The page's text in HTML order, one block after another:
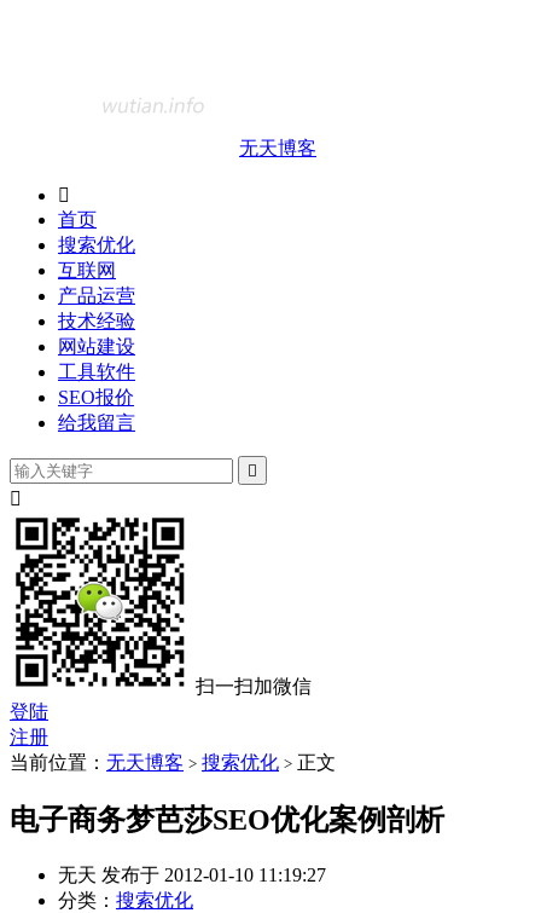
无天博客

首页
搜索优化
互联网
产品运营
技术经验
网站建设
工具软件
SEO报价
给我留言


扫一扫加微信
登陆
注册
当前位置： 无天博客 > 搜索优化 > 正文
电子商务梦芭莎SEO优化案例剖析
无天 发布于 2012-01-10 11:19:27
分类： 搜索优化